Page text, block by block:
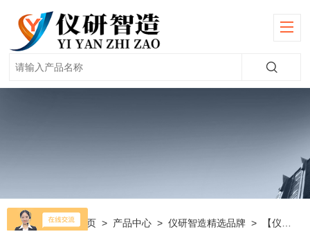
当前位置： 首页 > 产品中心 >仪研智造精选品牌 > 【仪电物光】色差仪